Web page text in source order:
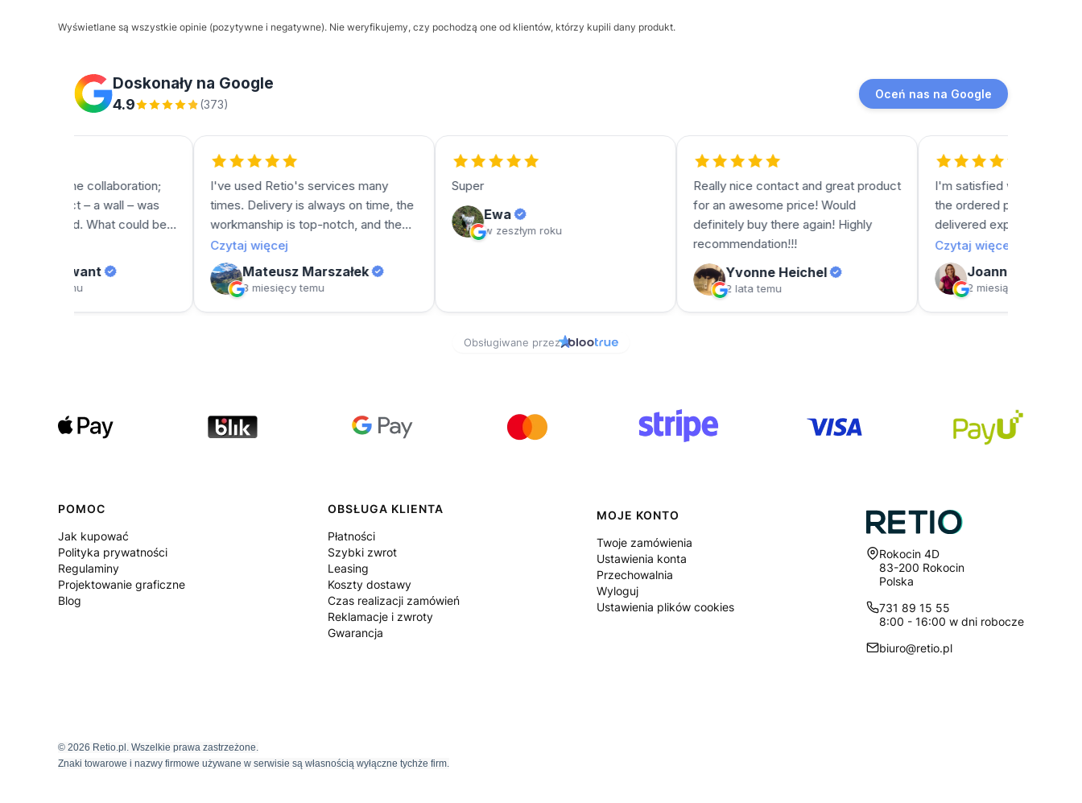
Wyświetlane są wszystkie opinie (pozytywne i negatywne). Nie weryfikujemy, czy pochodzą one od klientów, którzy kupili dany produkt.
POMOC
Jak kupować
Polityka prywatności
Regulaminy
Projektowanie graficzne
Blog
OBSŁUGA KLIENTA
Płatności
Szybki zwrot
Leasing
Koszty dostawy
Czas realizacji zamówień
Reklamacje i zwroty
Gwarancja
MOJE KONTO
Twoje zamówienia
Ustawienia konta
Przechowalnia
Wyloguj
Ustawienia plików cookies
Adres:
Rokocin 4D
83-200 Rokocin
Polska
731 89 15 55
8:00 - 16:00 w dni robocze
biuro@retio.pl
© 2026 Retio.pl. Wszelkie prawa zastrzeżone.
Znaki towarowe i nazwy firmowe używane w serwisie są własnością wyłączne tychże firm.